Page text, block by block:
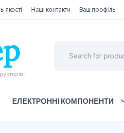
якості Наші контакти Ваш профіль
ЕЛЕКТРОННІ КОМПОНЕНТИ